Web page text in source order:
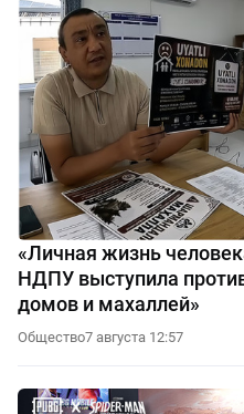
«Личная жизнь
НДПУ выступила
домов и махаллей»
Общество7 августа 12:57